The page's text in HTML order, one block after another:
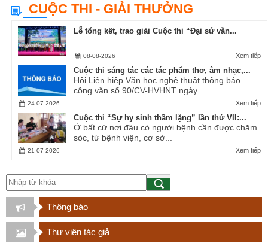
CUỘC THI - GIẢI THƯỞNG
Lễ tổng kết, trao giải Cuộc thi “Đại sứ văn...
Xem tiếp
08-08-2026
Cuộc thi sáng tác các tác phẩm thơ, âm nhạc,...
Hội Liên hiệp Văn học nghệ thuật thông báo
công văn số 90/CV-HVHNT ngày...
Xem tiếp
24-07-2026
Cuộc thi “Sự hy sinh thầm lặng” lần thứ VII:...
Ở bất cứ nơi đâu có người bệnh cần được chăm
sóc, từ bệnh viện, cơ sở...
Xem tiếp
21-07-2026
Thông báo
Thư viện tác giả